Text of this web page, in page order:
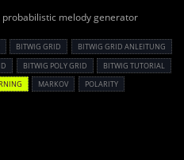
melody generator
BITWIG GRID
BITWIG GRID ANLEITUNG
BITWIG POLY GRID
BITWIG TUTORIAL
MARKOV
POLARITY